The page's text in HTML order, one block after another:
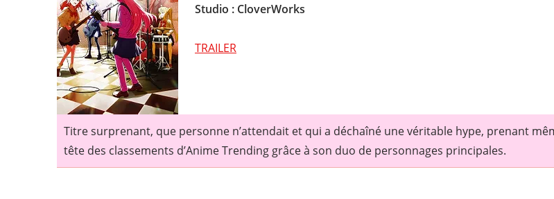
Studio : CloverWorks
TRAILER
Titre surprenant, que personne n’attendait et qui a déchaîné une véritable hype, prenant
tête des classements d’Anime Trending grâce à son duo de personnages principales.